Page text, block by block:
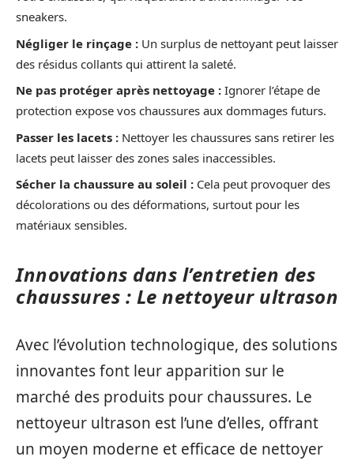
sneakers.
Négliger le rinçage : Un surplus de nettoyant peut laisser
des résidus collants qui attirent la saleté.
Ne pas protéger après nettoyage : Ignorer l’étape de
protection expose vos chaussures aux dommages futurs.
Passer les lacets : Nettoyer les chaussures sans retirer les
lacets peut laisser des zones sales inaccessibles.
Sécher la chaussure au soleil : Cela peut provoquer des
décolorations ou des déformations, surtout pour les
matériaux sensibles.
Innovations dans l’entretien des
chaussures : Le nettoyeur ultrason
Avec l’évolution technologique, des solutions
innovantes font leur apparition sur le
marché des produits pour chaussures. Le
nettoyeur ultrason est l’une d’elles, offrant
un moyen moderne et efficace de nettoyer